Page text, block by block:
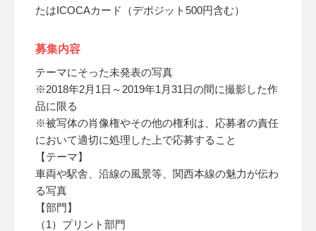
たはICOCAカード（デポジット500円含む）
募集内容
テーマにそった未発表の写真
※2018年2月1日～2019年1月31日の間に撮影した作
品に限る
※被写体の肖像権やその他の権利は、応募者の責任
において適切に処理した上で応募すること
【テーマ】
車両や駅舎、沿線の風景等、関西本線の魅力が伝わ
る写真
【部門】
（1）プリント部門